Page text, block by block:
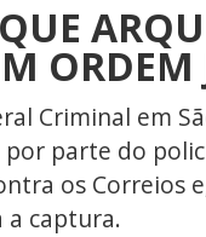
Criminal em
parte do
os Correios
a captura.